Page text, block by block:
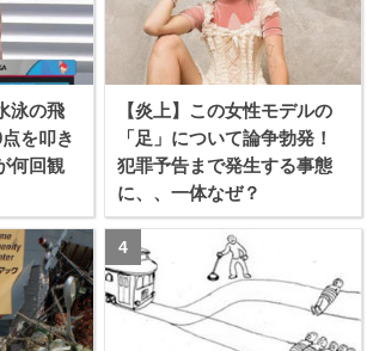
泳の飛
を叩き
何回観
【炎上】この女性モデルの
「足」について論争勃発！
犯罪予告まで発生する事態
に、、一体なぜ？